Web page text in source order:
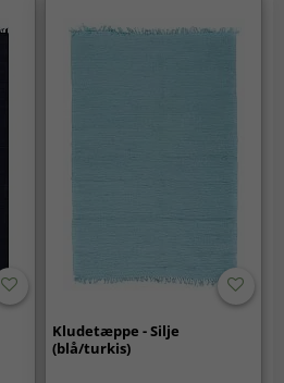
Kludetæppe - Silje
(blå/turkis)